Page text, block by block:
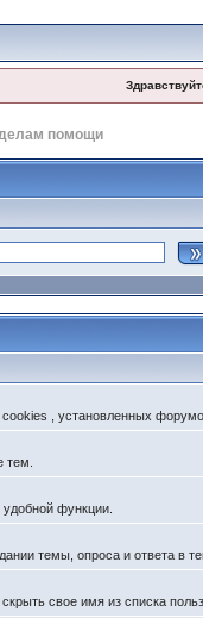
помощи
, установленных
тем.
функции.
темы, опроса и ответа в
свое имя из списка